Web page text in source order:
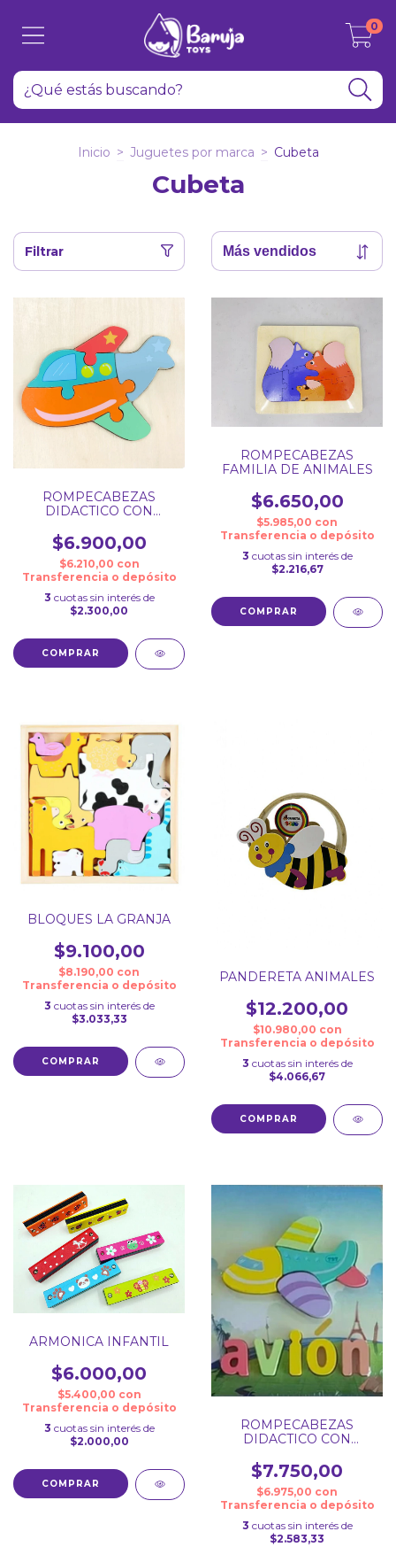
0
Inicio > Juguetes por marca > Cubeta
Cubeta
Filtrar
ROMPECABEZAS
DIDACTICO CON
$6.900,00
$6.210,00 con
Transferencia o depósito
3 cuotas sin interés de
$2.300,00
COMPRAR
ROMPECABEZAS
FAMILIA DE ANIMALES
$6.650,00
$5.985,00 con
Transferencia o depósito
3 cuotas sin interés de
$2.216,67
COMPRAR
BLOQUES LA GRANJA
$9.100,00
$8.190,00 con
Transferencia o depósito
3 cuotas sin interés de
$3.033,33
PANDERETA ANIMALES
$12.200,00
$10.980,00 con
Transferencia o depósito
3 cuotas sin interés de
$4.066,67
COMPRAR
ARMONICA INFANTIL
$6.000,00
$5.400,00 con
Transferencia o depósito
3 cuotas sin interés de
$2.000,00
COMPRAR
ROMPECABEZAS
DIDACTICO CON
$7.750,00
$6.975,00 con
Transferencia o depósito
3 cuotas sin interés de
$2.583,33